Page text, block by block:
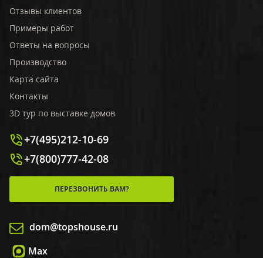
Отзывы клиентов
Примеры работ
Ответы на вопросы
Производство
Карта сайта
Контакты
3D тур по выставке домов
+7(495)212-10-69
+7(800)777-42-08
ПЕРЕЗВОНИТЬ ВАМ?
dom@topshouse.ru
Max